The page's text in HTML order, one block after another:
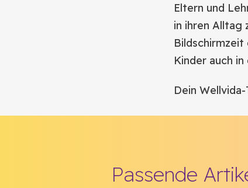
Eltern und
in ihren Alltag
Bildschirmzeit
Kinder auch
Dein Wellvida-
Passende